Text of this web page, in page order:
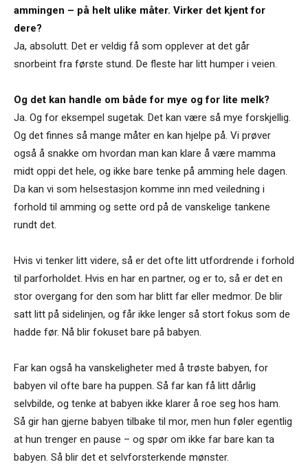
ammingen – på helt ulike måter. Virker det kjent for
dere?
Ja, absolutt. Det er veldig få som opplever at det går
snorbeint fra første stund. De fleste har litt humper i veien.
Og det kan handle om både for mye og for lite melk?
Ja. Og for eksempel sugetak. Det kan være så mye forskjellig.
Og det finnes så mange måter en kan hjelpe på. Vi prøver
også å snakke om hvordan man kan klare å være mamma
midt oppi det hele, og ikke bare tenke på amming hele dagen.
Da kan vi som helsestasjon komme inn med veiledning i
forhold til amming og sette ord på de vanskelige tankene
rundt det.
Hvis vi tenker litt videre, så er det ofte litt utfordrende i forhold
til parforholdet. Hvis en har en partner, og er to, så er det en
stor overgang for den som har blitt far eller medmor. De blir
satt litt på sidelinjen, og får ikke lenger så stort fokus som de
hadde før. Nå blir fokuset bare på babyen.
Far kan også ha vanskeligheter med å trøste babyen, for
babyen vil ofte bare ha puppen. Så far kan få litt dårlig
selvbilde, og tenke at babyen ikke klarer å roe seg hos ham.
Så gir han gjerne babyen tilbake til mor, men hun føler egentlig
at hun trenger en pause­ ­– og spør om ikke far bare kan ta
babyen. Så blir det et selvforsterkende mønster.